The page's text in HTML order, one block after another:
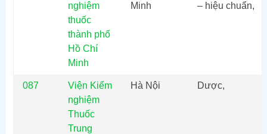
nghiệm
thuốc
thành phố
Hồ Chí
Minh
Minh
– hiệu chuẩn,
087
Viện Kiểm
nghiệm
Thuốc
Trung
Hà Nội Dược,